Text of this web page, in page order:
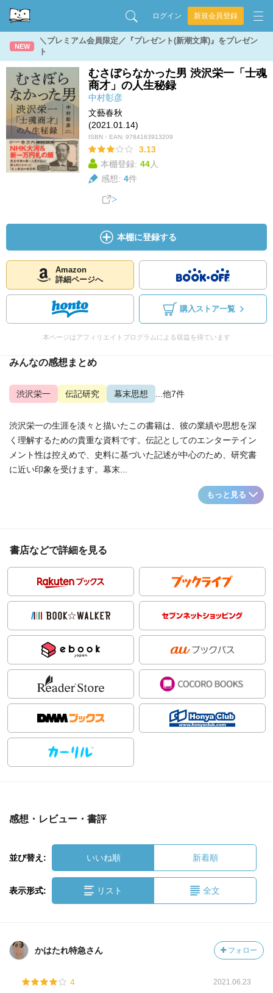
ログイン 新規会員登録
NEW
＼プレミアム会員限定／『プレゼント(新潮文庫)』をプレゼン
ト
むさぼらなかった男 渋沢栄一「士魂
商才」の人生秘録
中村彰彦
文藝春秋
(2021.01.14)
ISBN・EAN: 9784163913209
3.13
本棚登録: 44人
感想: 4件
本棚に登録する
Amazon
詳細ページへ
購入ストア一覧
本ページはアフィリエイトプログラムによる収益を得ています
みんなの感想まとめ
渋沢栄一 伝記研究 幕末思想 ...他7件
渋沢栄一の生涯を淡々と描いたこの書籍は、彼の業績や思想を深
く理解するための貴重な資料です。伝記としてのエンターテイン
メント性は控えめで、史料に基づいた記述が中心のため、研究書
に近い印象を受けます。幕末...
もっと見る
書店などで詳細を見る
感想・レビュー・書評
並び替え: いいね順 新着順
表示形式: リスト 全文
かはたれ特急さん フォロー
4 2021.06.23